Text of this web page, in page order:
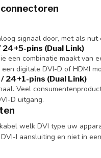
signaal door, met als
24+5-pins (Dual Link)
een combinatie maakt van
digitale DVI-D of HDMI
24+1-pins (Dual Link)
Veel
D uitgang.
welk DVI type uw
I aansluiting en niet in